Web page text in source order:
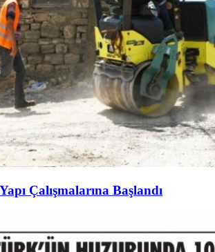
Çalışmalarına Başlandı